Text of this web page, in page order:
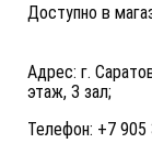
Доступно в
Адрес: г.
этаж, 3 зал;
Телефон: +7 905